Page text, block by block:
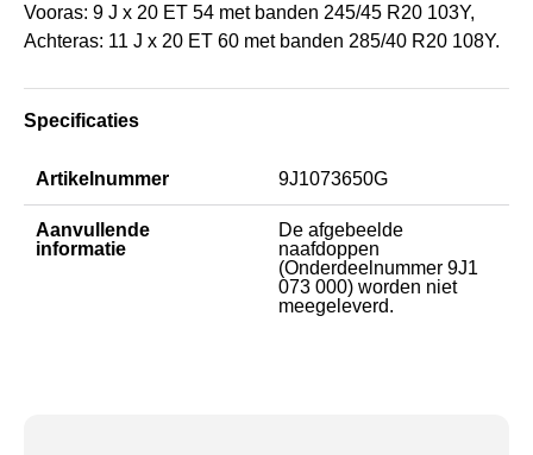
Vooras: 9 J x 20 ET 54 met banden 245/45 R20 103Y,
Achteras: 11 J x 20 ET 60 met banden 285/40 R20 108Y.
Specificaties
Artikelnummer 9J1073650G
Aanvullende
informatie
De afgebeelde
naafdoppen
(Onderdeelnummer 9J1
073 000) worden niet
meegeleverd.